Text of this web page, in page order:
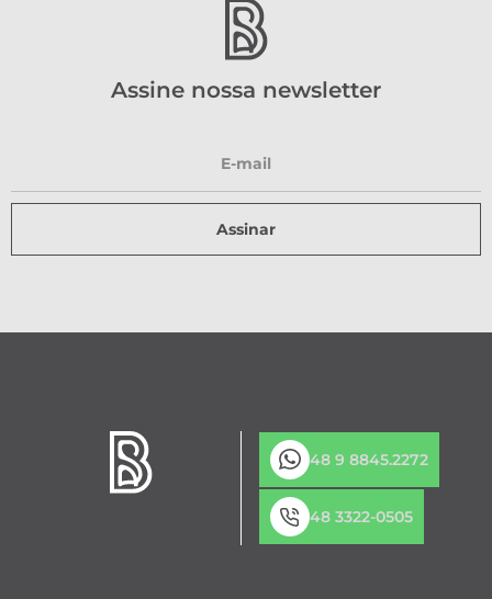
Assine nossa newsletter
Assinar
48 9 8845.2272
48 3322-0505